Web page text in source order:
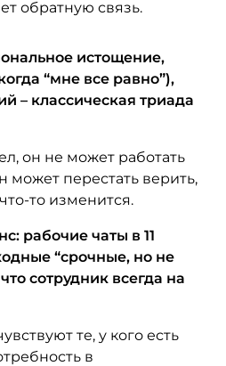
обратную связь.
истощение,
“мне все равно”),
– классическая триада
он не может работать
перестать верить,
то изменится.
рабочие чаты в 11
“срочные, но не
сотрудник всегда на
те, у кого есть
в